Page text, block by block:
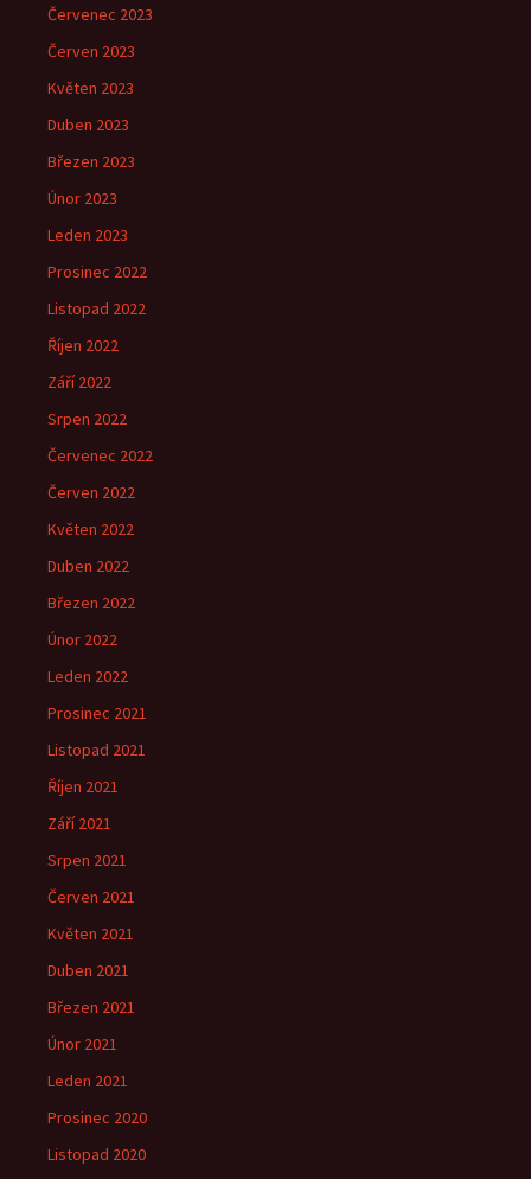
Červenec 2023
Červen 2023
Květen 2023
Duben 2023
Březen 2023
Únor 2023
Leden 2023
Prosinec 2022
Listopad 2022
Říjen 2022
Září 2022
Srpen 2022
Červenec 2022
Červen 2022
Květen 2022
Duben 2022
Březen 2022
Únor 2022
Leden 2022
Prosinec 2021
Listopad 2021
Říjen 2021
Září 2021
Srpen 2021
Červen 2021
Květen 2021
Duben 2021
Březen 2021
Únor 2021
Leden 2021
Prosinec 2020
Listopad 2020